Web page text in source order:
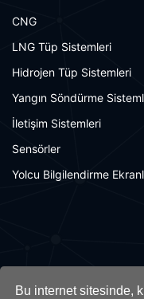
Bu internet sitesinde,
CNG
LNG Tüp Sistemleri
Hidrojen Tüp Sistemleri
Yangın Söndürme
İletişim Sistemleri
Sensörler
Yolcu Bilgilendirme